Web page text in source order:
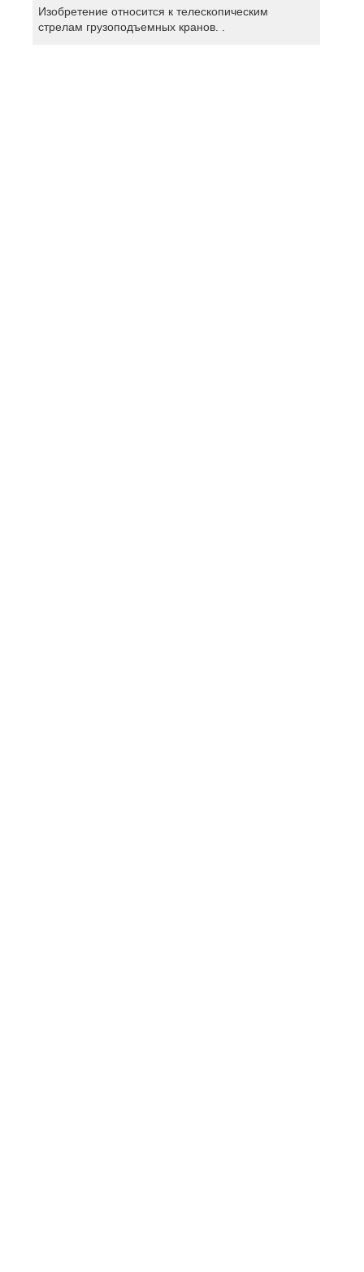
Изобретение относится к телескопическим
стрелам грузоподъемных кранов. .